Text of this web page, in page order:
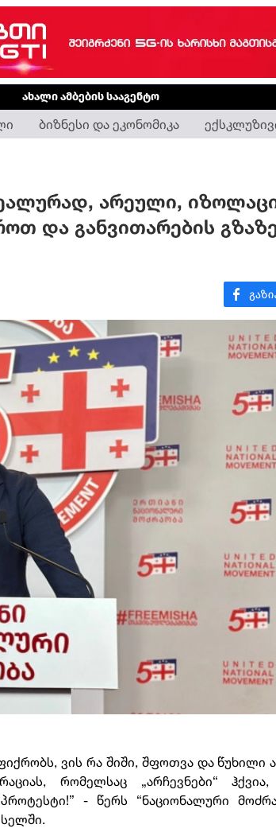
ახალი ამბების სააგენტო
ბიზნესი და ეკონომიკა
არეული,
და განვითარების
ვის რა შიში, შფოთვა და წუხილი
რომელსაც „არჩევნები“
- წერს “ნაციონალური